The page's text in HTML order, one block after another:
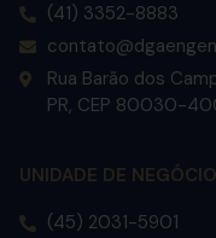
(41) 3352-8883
Rua Barão dos
PR, CEP 80030-
UNIDADE DE
(45) 2031-5901